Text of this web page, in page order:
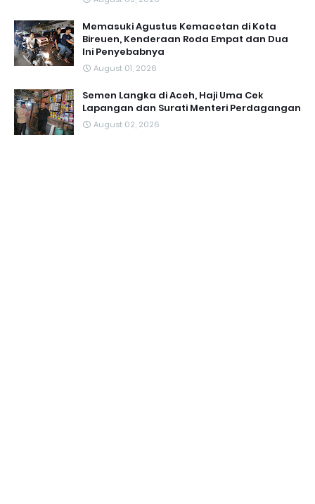
Memasuki Agustus Kemacetan di Kota
Bireuen, Kenderaan Roda Empat dan Dua
Ini Penyebabnya
August 01, 2026
Semen Langka di Aceh, Haji Uma Cek
Lapangan dan Surati Menteri Perdagangan
August 02, 2026